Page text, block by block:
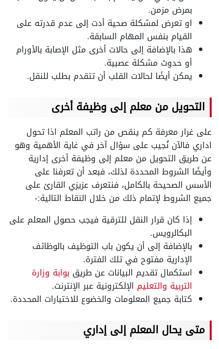
بمرض مزمن.
او تعرض لمشكلة صحية أدت إلى عدم قدرته على
القيام بنفس المهام السابقة.
هذا بالإضافة إلى حالات أخرى مثل الإصابة بالأورام
أو حدوث مشكلة عصبية.
يمكن أيضًا لحالات القلب أن تتقدم بطلب للنقل.
التحويل من معلم إلى وظيفة أخرى
على غرار معرفة كم ينقص من راتب المعلم اذا تحول
اداري فالآن نُجيب على سؤال آخر في غاية الأهمية وهو
عن طريق التحويل من معلم إلى وظيفة أخرى إدارية
وأيضًا الشروط المحددة لذلك، فبعد أن تعرفنا على
الأسس الصحيحة بالكامل، فنتعرف عزيزي القارئ على
جميع الشروط لإتمام ذلك من خلال النقاط التالية:-
إذا كان قرار النقل للترقية فيجب حصول المعلم على
البكالرويس.
بالإضافة إلى أن يكون باب التوظيف بالوظائف
الإدارية مفتوح في تلك الفترة.
استكمال تقديم البيانات عن طريق بوابة وزارة
التربية والتعليم الإلكترونية عبر الإنترنت.
كتابة جميع المعلومات والخضوع للاختبارات المحددة.
متى يحال المعلم إلى إداري